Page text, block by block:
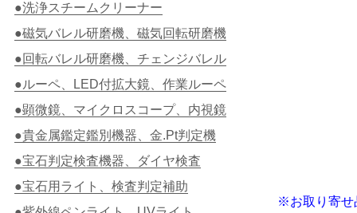
※お取り寄
●洗浄スチームクリーナー
●磁気バレル研磨機、磁気回転研磨機
●回転バレル研磨機、チェンジバレル
●ルーペ、LED付拡大鏡、作業ルーペ
●顕微鏡、マイクロスコープ、内視鏡
●貴金属鑑定鑑別機器、金.Pt判定機
●宝石判定検査機器、ダイヤ検査
●宝石用ライト、検査判定補助